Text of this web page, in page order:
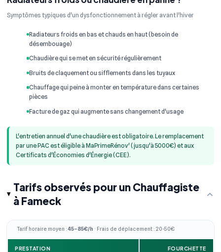
Symptômes typiques d'un dysfonctionnement à régler avant l'hiver
Radiateurs froids en bas et chauds en haut (besoin de
désembouage)
Chaudière qui se met en sécurité régulièrement
Bruits de claquement ou sifflements dans les tuyaux
Chauffage qui peine à monter en température dans certaines
pièces
Facture de gaz qui augmente sans changement d'usage
L'entretien annuel d'une chaudière est obligatoire. Le remplacement
par une PAC est éligible à MaPrimeRénov' (jusqu'à 5000€) et aux
Certificats d'Économies d'Énergie (CEE).
Tarifs observés pour un Chauffagiste
à Fameck
Tarif horaire moyen :45–85€/h · Frais de déplacement : 20-50€
PRESTATION FOURCHETTE